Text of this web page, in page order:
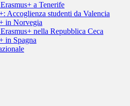
a Tenerife
Accoglienza studenti da Valencia
in Norvegia
nella Repubblica Ceca
in Spagna